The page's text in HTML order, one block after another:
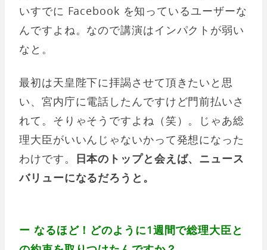
いすでに Facebook を知っているユーザーな
んですよね。なので講演はインパクトが弱い
なと。
最初は天皇陛下に拝謁させて頂きたいと思
い、宮内庁に電話したんですけど門前払いさ
れて。そりゃそうですよね（笑）。じゃあ総
理大臣がいいんじゃないかって発想になった
わけです。
日本のトップと会えば、ニュース
バリューになるだろうと。
ー なるほど！どのように1週間で総理大臣と